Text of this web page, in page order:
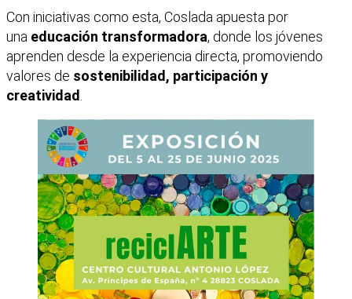
Con iniciativas como esta, Coslada apuesta por
una educación transformadora, donde los jóvenes
aprenden desde la experiencia directa, promoviendo
valores de sostenibilidad, participación y
creatividad